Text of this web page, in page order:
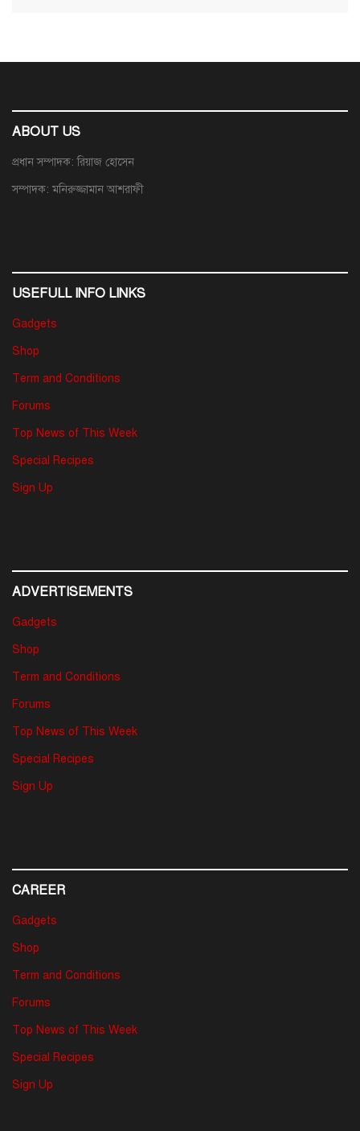
ABOUT US
প্রধান সম্পাদক: রিয়াজ হোসেন
সম্পাদক: মনিরুজ্জামান আশরাফী
USEFULL INFO LINKS
Gadgets
Shop
Term and Conditions
Forums
Top News of This Week
Special Recipes
Sign Up
ADVERTISEMENTS
Gadgets
Shop
Term and Conditions
Forums
Top News of This Week
Special Recipes
Sign Up
CAREER
Gadgets
Shop
Term and Conditions
Forums
Top News of This Week
Special Recipes
Sign Up